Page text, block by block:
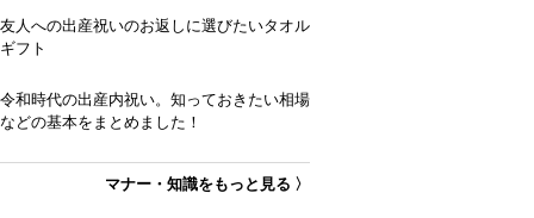
友人への出産祝いのお返しに選びたいタオル
ギフト
令和時代の出産内祝い。知っておきたい相場
などの基本をまとめました！
マナー・知識をもっと見る 〉